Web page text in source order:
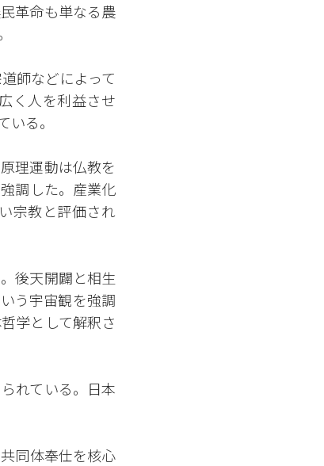
革命も単なる農
師などによって
く人を利益させ
る。
理運動は仏教を
調した。産業化
宗教と評価され
後天開闢と相生
う宇宙観を強調
学として解釈さ
れている。日本
同体奉仕を核心